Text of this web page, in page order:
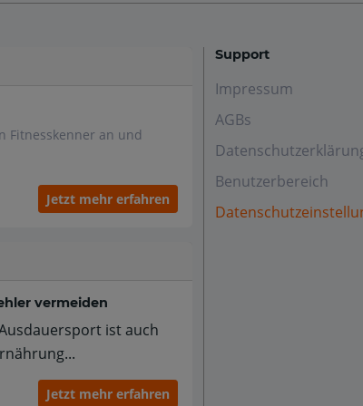
Fitnesskenner an und
Jetzt mehr erfahren
vermeiden
ist auch
Jetzt mehr erfahren
Support
Impressum
AGBs
Benutzerbereich